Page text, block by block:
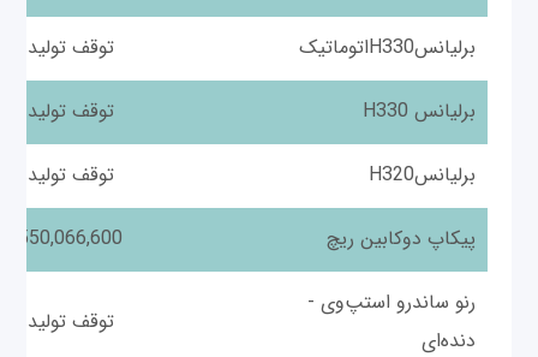
برلیانسH330اتوماتیک توقف تولید
برلیانس H330 توقف تولید
برلیانسH320 توقف تولید
پیکاپ دوکابین ریچ 550,066,600
رنو ساندرو استپ‌وی -
دنده‌ای
توقف تولید